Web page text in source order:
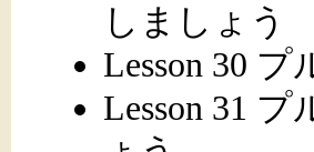
しましょう
Lesson 30
Lesson 31